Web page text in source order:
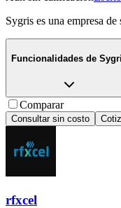
Sygris es una empresa
Funcionalidades de
Comparar
Consultar sin costo
rfxcel